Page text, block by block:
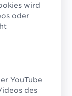
in der
dem
für
rund
wird
oder
YouTube
des